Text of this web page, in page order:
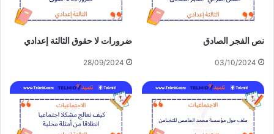
نص الفجر الصادق
03/10/2024
ضرورات لا حقوق الثالثة إعدادي
28/09/2024